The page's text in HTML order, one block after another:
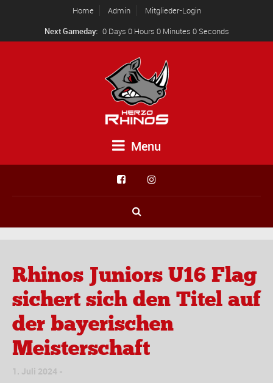
Home Admin
Mitglieder-Login
Next Gameday: 0 Days 0 Hours 0 Minutes 0 Seconds
Menu
Rhinos Juniors U16 Flag
sichert sich den Titel auf
der bayerischen
Meisterschaft
1. Juli 2024